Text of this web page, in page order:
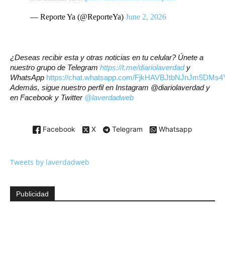
— Reporte Ya (@ReporteYa) June 2, 2026
¿Deseas recibir esta y otras noticias en tu celular? Únete a
nuestro grupo de Telegram https://t.me/diariolaverdady
WhatsApp https://chat.whatsapp.com/
Además, sigue nuestro perfil en Instagram @diariolaverdad y
en Facebook y Twitter @laverdadweb
Facebook X Telegram Whatsapp
Tweets by laverdadweb
Publicidad